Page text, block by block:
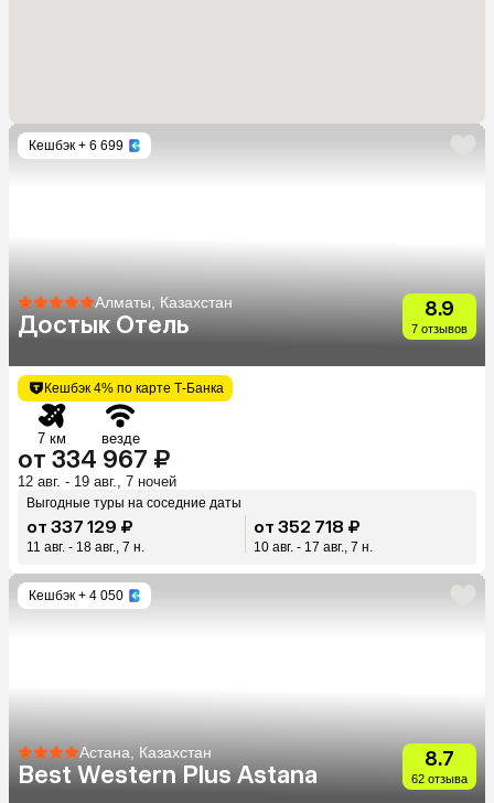
Кешбэк + 6 699
Алматы, Казахстан
Достык Отель
8.9
7 отзывов
Кешбэк 4% по карте Т-Банка
7 км везде
от 334 967 ₽
12 авг. - 19 авг., 7 ночей
Выгодные туры на соседние даты
от 337 129 ₽
11 авг. - 18 авг., 7 н.
от 352 718 ₽
10 авг. - 17 авг., 7 н.
Кешбэк + 4 050
Астана, Казахстан
Best Western Plus Astana
8.7
62 отзыва